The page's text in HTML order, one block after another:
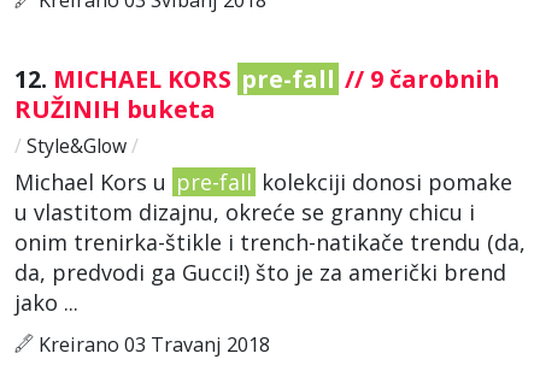
12. MICHAEL KORS pre-fall // 9 čarobnih
RUŽINIH buketa
/ Style&Glow/
Michael Kors u pre-fall kolekciji donosi pomake
u vlastitom dizajnu, okreće se granny chicu i
onim trenirka-štikle i trench-natikače trendu (da,
da, predvodi ga Gucci!) što je za američki brend
jako ...
Kreirano 03 Travanj 2018